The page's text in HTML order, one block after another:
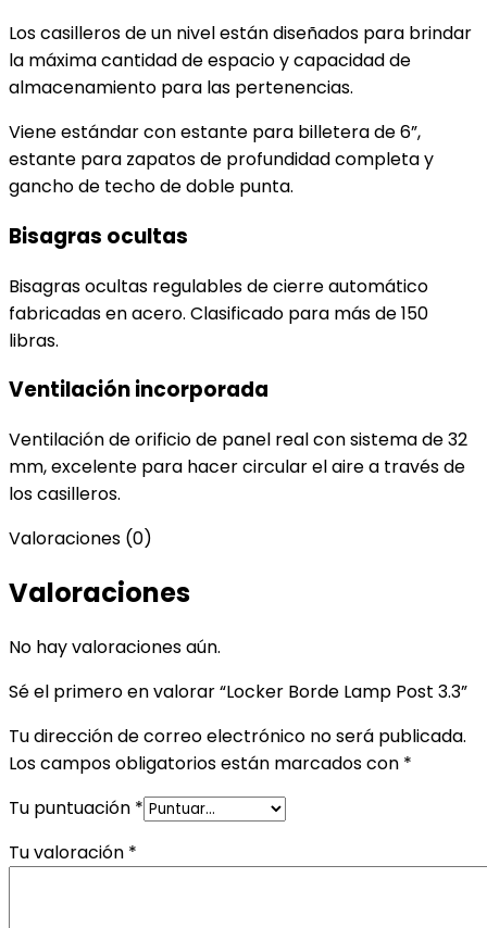
Los casilleros de un nivel están diseñados para brindar
la máxima cantidad de espacio y capacidad de
almacenamiento para las pertenencias.
Viene estándar con estante para billetera de 6”,
estante para zapatos de profundidad completa y
gancho de techo de doble punta.
Bisagras ocultas
Bisagras ocultas regulables de cierre automático
fabricadas en acero. Clasificado para más de 150
libras.
Ventilación incorporada
Ventilación de orificio de panel real con sistema de 32
mm, excelente para hacer circular el aire a través de
los casilleros.
Valoraciones (0)
Valoraciones
No hay valoraciones aún.
Sé el primero en valorar “Locker Borde Lamp Post 3.3”
Tu dirección de correo electrónico no será publicada.
Los campos obligatorios están marcados con *
Tu puntuación *
Tu valoración *